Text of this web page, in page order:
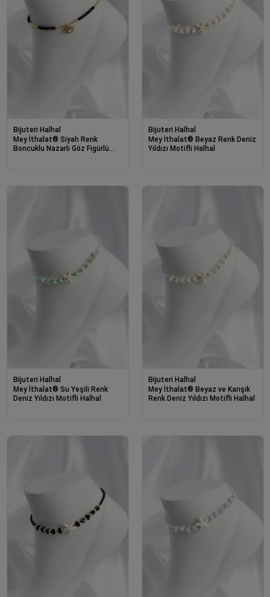
Bijuteri Halhal
Mey İthalat® Siyah Renk
Boncuklu Nazarlı Göz Figürlü
Bijuteri Halhal
Mey İthalat® Beyaz Renk Deniz
Yıldızı Motifli Halhal
Bijuteri Halhal
Mey İthalat® Su Yeşili Renk
Deniz Yıldızı Motifli Halhal
Bijuteri Halhal
Mey İthalat® Beyaz ve Karışık
Renk Deniz Yıldızı Motifli Halhal